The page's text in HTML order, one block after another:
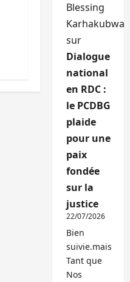
Blessing
Karhakubwa
sur
Dialogue
national
en RDC :
le PCDBG
plaide
pour une
paix
fondée
sur la
justice
22/07/2026
Bien
suivie.mais
Tant que
Nos